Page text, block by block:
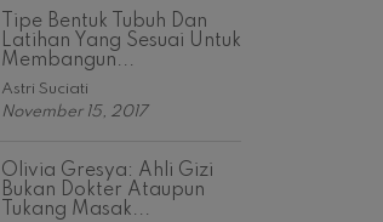
Tipe Bentuk Tubuh Dan
Latihan Yang Sesuai Untuk
Membangun...
Astri Suciati
November 15, 2017
Olivia Gresya: Ahli Gizi
Bukan Dokter Ataupun
Tukang Masak...